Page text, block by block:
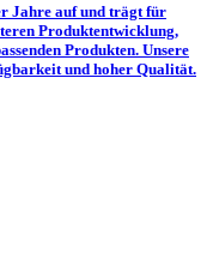
Jahre auf und trägt für
Produktentwicklung,
Produkten. Unsere
und hoher Qualität.